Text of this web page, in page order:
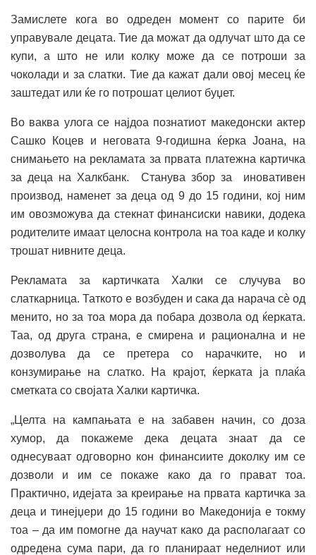
Замислете кога во одреден момент со парите би
управувале децата. Тие да можат да одлучат што да се
купи, а што не или колку може да се потроши за
чоколади и за слатки. Тие да кажат дали овој месец ќе
заштедат или ќе го потрошат целиот буџет.
Во ваква улога се најдоа познатиот македонски актер
Сашко Коцев и неговата 9-годишна ќерка Јоана, на
снимањето на рекламата за првата платежна картичка
за деца на Халкбанк. Станува збор за иновативен
производ, наменет за деца од 9 до 15 години, кој ним
им овозможува да стекнат финансиски навики, додека
родителите имаат целосна контрола на тоа каде и колку
трошат нивните деца.
Рекламата за картичката Халки се случува во
слаткарница. Таткото е возбуден и сака да нарача сè од
менито, но за тоа мора да побара дозвола од ќерката.
Таа, од друга страна, е смирена и рационална и не
дозволува да се претера со нарачките, но и
конзумирање на слатко. На крајот, ќерката ја плаќа
сметката со својата Халки картичка.
„Целта на кампањата е на забавен начин, со доза
хумор, да покажеме дека децата знаат да се
однесуваат одговорно кон финансиите доколку им се
дозволи и им се покаже како да го прават тоа.
Практично, идејата за креирање на првата картичка за
деца и тинејџери до 15 години во Македонија е токму
тоа – да им помогне да научат како да располагаат со
одредена сума пари, да го планираат неделниот или